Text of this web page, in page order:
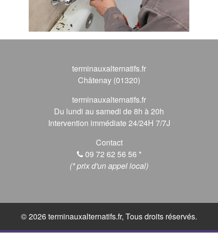
terminauxalternatifs.fr
Châtenay (01320)
terminauxalternatifs.fr
Du lundi au samedi de 8h à 20h
Intervention immédiate 24/24H 7/7J
Contact
09 72 62 56 56 *
(* prix d'un appel local)
© 2026 terminauxalternatifs.fr, Tous droits réservés.